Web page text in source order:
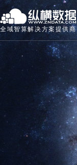
全域智算解决方案提供商